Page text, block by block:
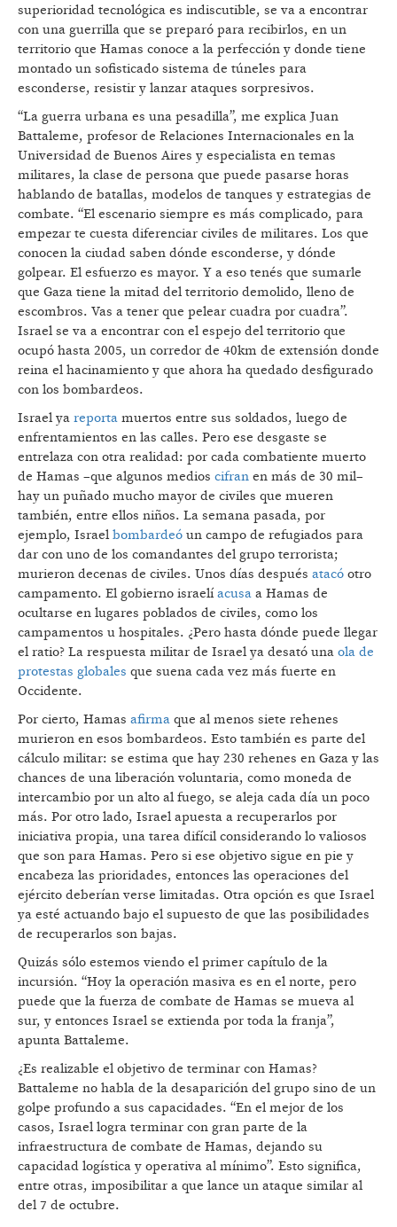
superioridad tecnológica es indiscutible, se va a encontrar
con una guerrilla que se preparó para recibirlos, en un
territorio que Hamas conoce a la perfección y donde tiene
montado un sofisticado sistema de túneles para
esconderse, resistir y lanzar ataques sorpresivos.
“La guerra urbana es una pesadilla”, me explica Juan
Battaleme, profesor de Relaciones Internacionales en la
Universidad de Buenos Aires y especialista en temas
militares, la clase de persona que puede pasarse horas
hablando de batallas, modelos de tanques y estrategias de
combate. “El escenario siempre es más complicado, para
empezar te cuesta diferenciar civiles de militares. Los que
conocen la ciudad saben dónde esconderse, y dónde
golpear. El esfuerzo es mayor. Y a eso tenés que sumarle
que Gaza tiene la mitad del territorio demolido, lleno de
escombros. Vas a tener que pelear cuadra por cuadra”.
Israel se va a encontrar con el espejo del territorio que
ocupó hasta 2005, un corredor de 40km de extensión donde
reina el hacinamiento y que ahora ha quedado desfigurado
con los bombardeos.
Israel ya reporta muertos entre sus soldados, luego de
enfrentamientos en las calles. Pero ese desgaste se
entrelaza con otra realidad: por cada combatiente muerto
de Hamas –que algunos medios cifran en más de 30 mil–
hay un puñado mucho mayor de civiles que mueren
también, entre ellos niños. La semana pasada, por
ejemplo, Israel bombardeó un campo de refugiados para
dar con uno de los comandantes del grupo terrorista;
murieron decenas de civiles. Unos días después atacó otro
campamento. El gobierno israelí acusa a Hamas de
ocultarse en lugares poblados de civiles, como los
campamentos u hospitales. ¿Pero hasta dónde puede llegar
el ratio? La respuesta militar de Israel ya desató una ola de
protestas globales que suena cada vez más fuerte en
Occidente.
Por cierto, Hamas afirma que al menos siete rehenes
murieron en esos bombardeos. Esto también es parte del
cálculo militar: se estima que hay 230 rehenes en Gaza y las
chances de una liberación voluntaria, como moneda de
intercambio por un alto al fuego, se aleja cada día un poco
más. Por otro lado, Israel apuesta a recuperarlos por
iniciativa propia, una tarea difícil considerando lo valiosos
que son para Hamas. Pero si ese objetivo sigue en pie y
encabeza las prioridades, entonces las operaciones del
ejército deberían verse limitadas. Otra opción es que Israel
ya esté actuando bajo el supuesto de que las posibilidades
de recuperarlos son bajas.
Quizás sólo estemos viendo el primer capítulo de la
incursión. “Hoy la operación masiva es en el norte, pero
puede que la fuerza de combate de Hamas se mueva al
sur, y entonces Israel se extienda por toda la franja”,
apunta Battaleme.
¿Es realizable el objetivo de terminar con Hamas?
Battaleme no habla de la desaparición del grupo sino de un
golpe profundo a sus capacidades. “En el mejor de los
casos, Israel logra terminar con gran parte de la
infraestructura de combate de Hamas, dejando su
capacidad logística y operativa al mínimo”. Esto significa,
entre otras, imposibilitar a que lance un ataque similar al
del 7 de octubre.